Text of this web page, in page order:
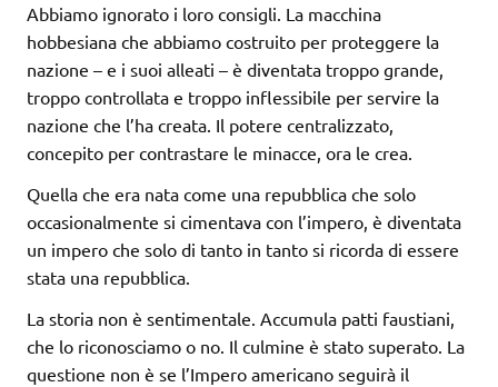
Abbiamo ignorato i loro consigli. La macchina
hobbesiana che abbiamo costruito per proteggere la
nazione – e i suoi alleati – è diventata troppo grande,
troppo controllata e troppo inflessibile per servire la
nazione che l’ha creata. Il potere centralizzato,
concepito per contrastare le minacce, ora le crea.
Quella che era nata come una repubblica che solo
occasionalmente si cimentava con l’impero, è diventata
un impero che solo di tanto in tanto si ricorda di essere
stata una repubblica.
La storia non è sentimentale. Accumula patti faustiani,
che lo riconosciamo o no. Il culmine è stato superato. La
questione non è se l’Impero americano seguirà il